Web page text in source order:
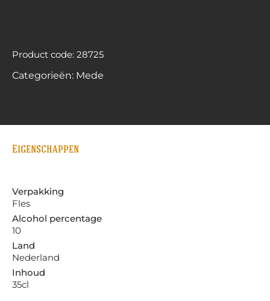
Product code: 28725
Categorieën: Mede
Eigenschappen
Verpakking
Fles
Alcohol percentage
10
Land
Nederland
Inhoud
35cl